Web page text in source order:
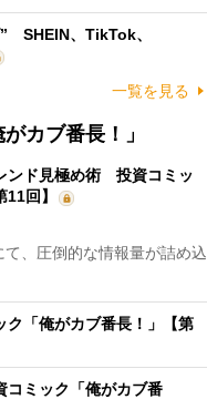
SHEIN、TikTok、
一覧を見る
カブ番長！」
ンド見極め術 投資コミッ
回】
、圧倒的な情報量が詰め込
「俺がカブ番長！」【第
ミック「俺がカブ番